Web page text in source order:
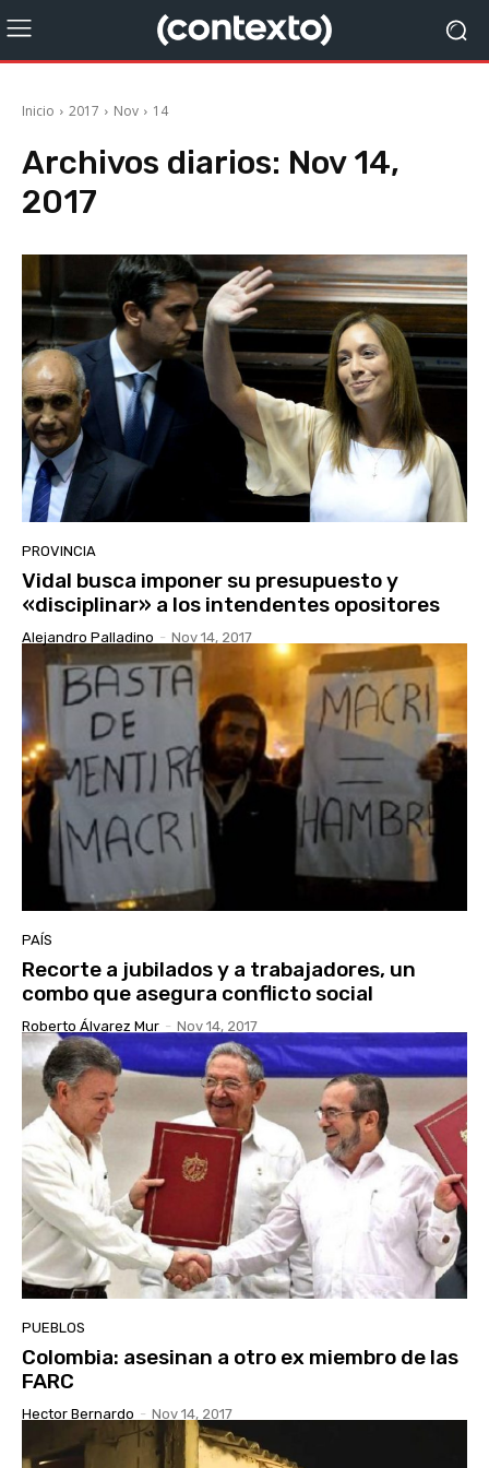
Inicio 2017 Nov 14
Archivos diarios: Nov 14,
2017
PROVINCIA
Vidal busca imponer su presupuesto y
«disciplinar» a los intendentes opositores
Alejandro Palladino - Nov 14, 2017
PAÍS
Recorte a jubilados y a trabajadores, un
combo que asegura conflicto social
Roberto Álvarez Mur - Nov 14, 2017
PUEBLOS
Colombia: asesinan a otro ex miembro de las
FARC
Hector Bernardo - Nov 14, 2017